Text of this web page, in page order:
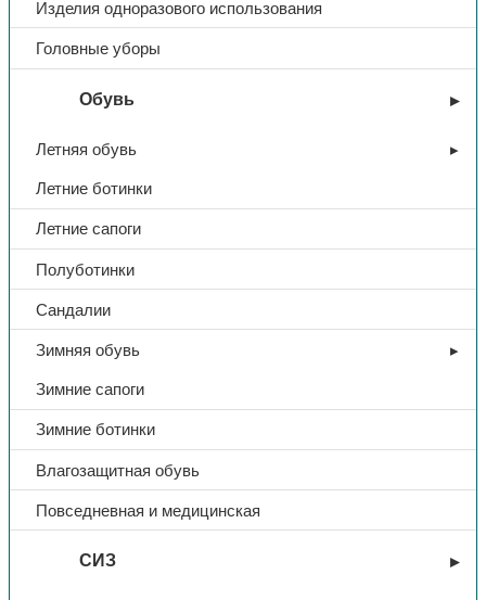
Изделия одноразового использования
Головные уборы
Обувь
Летняя обувь
Летние ботинки
Летние сапоги
Полуботинки
Сандалии
Зимняя обувь
Зимние сапоги
Зимние ботинки
Влагозащитная обувь
Повседневная и медицинская
СИЗ